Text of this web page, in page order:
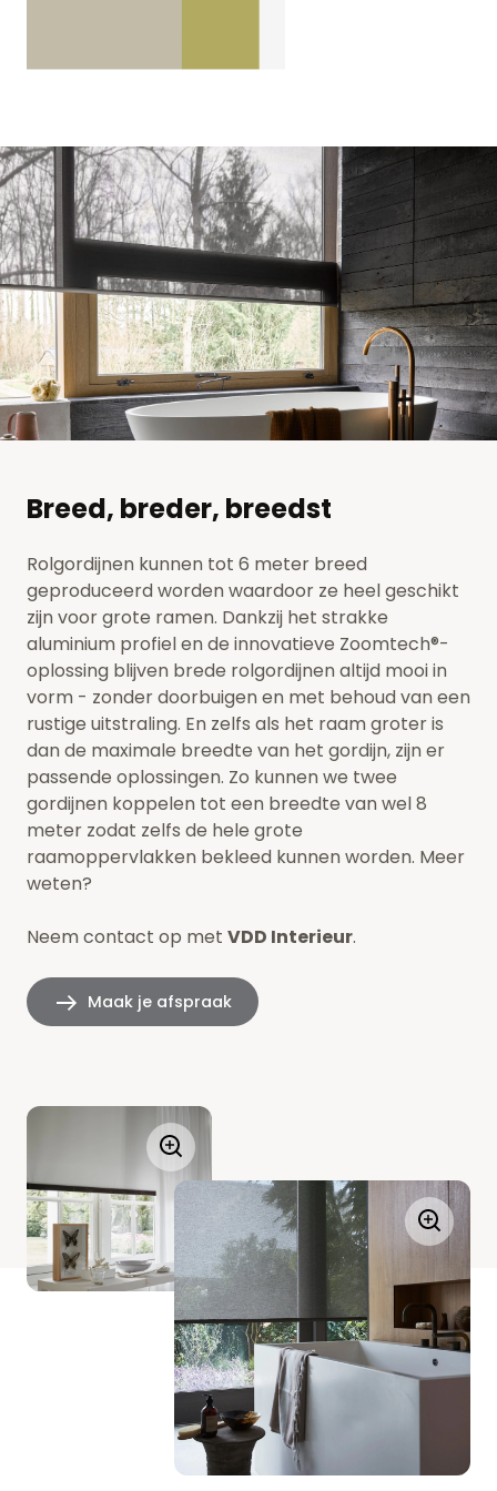
Breed, breder, breedst
Rolgordijnen kunnen tot 6 meter breed
geproduceerd worden waardoor ze heel geschikt
zijn voor grote ramen. Dankzij het strakke
aluminium profiel en de innovatieve Zoomtech®-
oplossing blijven brede rolgordijnen altijd mooi in
vorm - zonder doorbuigen en met behoud van een
rustige uitstraling. En zelfs als het raam groter is
dan de maximale breedte van het gordijn, zijn er
passende oplossingen. Zo kunnen we twee
gordijnen koppelen tot een breedte van wel 8
meter zodat zelfs de hele grote
raamoppervlakken bekleed kunnen worden. Meer
weten?
Neem contact op met VDD Interieur.
Maak je afspraak